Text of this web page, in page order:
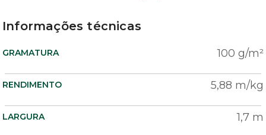
Informações técnicas
GRAMATURA 100 g/m²
RENDIMENTO 5,88 m/kg
LARGURA 1,7 m